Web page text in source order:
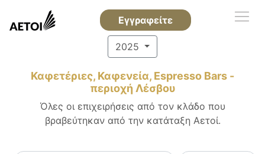
Εγγραφείτε
2025
Καφετέριες, Καφενεία, Espresso Bars -
περιοχή Λέσβου
Όλες οι επιχειρήσεις από τον κλάδο που
βραβεύτηκαν από την κατάταξη Αετοί.